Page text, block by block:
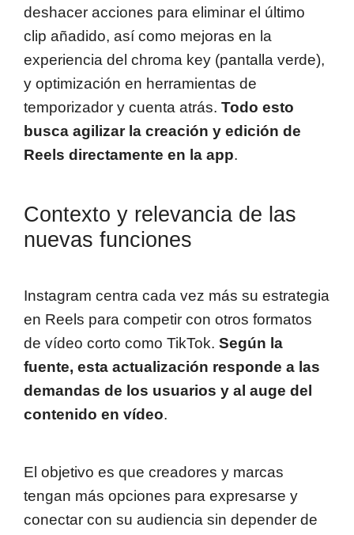
deshacer acciones para eliminar el último
clip añadido, así como mejoras en la
experiencia del chroma key (pantalla verde),
y optimización en herramientas de
temporizador y cuenta atrás. Todo esto
busca agilizar la creación y edición de
Reels directamente en la app.
Contexto y relevancia de las
nuevas funciones
Instagram centra cada vez más su estrategia
en Reels para competir con otros formatos
de vídeo corto como TikTok. Según la
fuente, esta actualización responde a las
demandas de los usuarios y al auge del
contenido en vídeo.
El objetivo es que creadores y marcas
tengan más opciones para expresarse y
conectar con su audiencia sin depender de